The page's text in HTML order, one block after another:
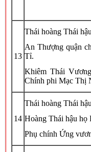
13
Thái hoàng Thái
An Thượng quận
Tỉ.
Khiêm Thái
Chính phi Mạc Thị
14
Thái hoàng Thái
Hoàng Thái hậu họ
Phụ chính Ứng